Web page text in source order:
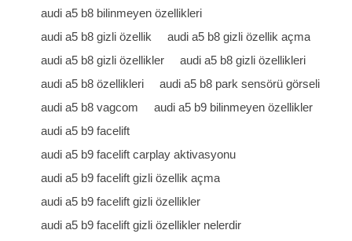
audi a5 b8 bilinmeyen özellikleri
audi a5 b8 gizli özellik
audi a5 b8 gizli özellik açma
audi a5 b8 gizli özellikler
audi a5 b8 gizli özellikleri
audi a5 b8 özellikleri
audi a5 b8 park sensörü görseli
audi a5 b8 vagcom
audi a5 b9 bilinmeyen özellikler
audi a5 b9 facelift
audi a5 b9 facelift carplay aktivasyonu
audi a5 b9 facelift gizli özellik açma
audi a5 b9 facelift gizli özellikler
audi a5 b9 facelift gizli özellikler nelerdir